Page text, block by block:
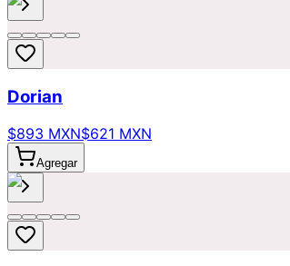
Dorian
$893 MXN$621 MXN
Agregar